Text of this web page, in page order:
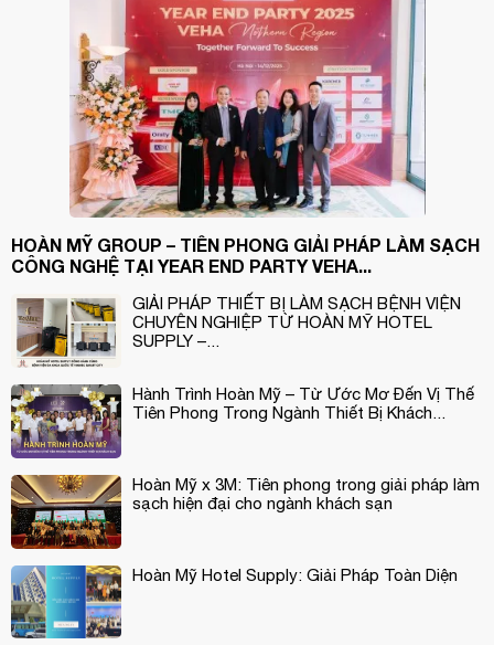
HOÀN MỸ GROUP – TIÊN PHONG GIẢI PHÁP LÀM SẠCH
CÔNG NGHỆ TẠI YEAR END PARTY VEHA...
GIẢI PHÁP THIẾT BỊ LÀM SẠCH BỆNH VIỆN
CHUYÊN NGHIỆP TỪ HOÀN MỸ HOTEL
SUPPLY –...
Hành Trình Hoàn Mỹ – Từ Ước Mơ Đến Vị Thế
Tiên Phong Trong Ngành Thiết Bị Khách...
Hoàn Mỹ x 3M: Tiên phong trong giải pháp làm
sạch hiện đại cho ngành khách sạn
Hoàn Mỹ Hotel Supply: Giải Pháp Toàn Diện